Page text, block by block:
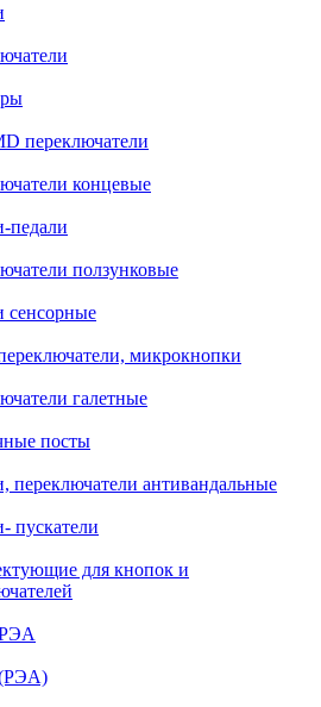
переключатели
концевые
педали
ползунковые
сенсорные
микрокнопки
галетные
посты
переключатели антивандальные
пускатели
для кнопок и